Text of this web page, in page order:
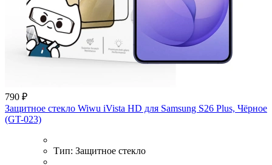
790 ₽
Защитное стекло Wiwu iVista HD для Samsung S26 Plus, Чёрное
(GT-023)
Тип: Защитное стекло